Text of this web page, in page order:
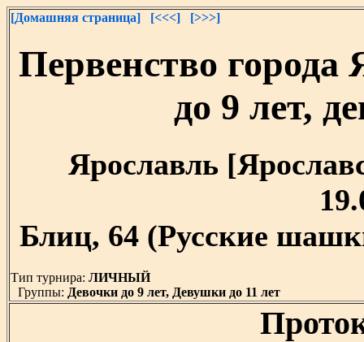
[Домашняя страница] [<<<] [>>>]
Первенство города
до 9 лет,
Ярославль
Блиц, 64 (Русские
Тип турнира: ЛИЧНЫЙ
Группы: Девочки до 9 лет, Девушки до 11 лет